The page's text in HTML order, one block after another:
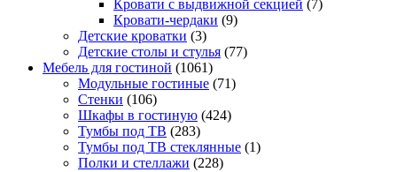
Кровати с выдвижной секцией (7)
Кровати-чердаки (9)
Детские кроватки (3)
Детские столы и стулья (77)
Мебель для гостиной (1061)
Модульные гостиные (71)
Стенки (106)
Шкафы в гостиную (424)
Тумбы под ТВ (283)
Тумбы под ТВ стеклянные (1)
Полки и стеллажи (228)